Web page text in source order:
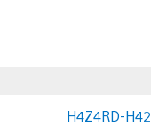
H4Z4RD-H42